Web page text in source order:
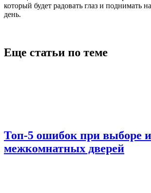
который будет радовать глаз и поднимать
день.
Еще статьи по теме
Топ-5 ошибок при выборе
межкомнатных дверей